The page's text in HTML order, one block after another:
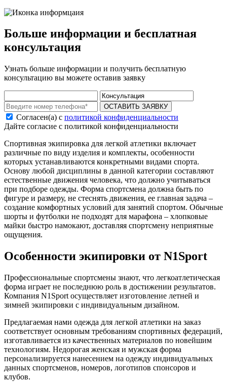
Больше информации и бесплатная
консультация
Узнать больше информации и получить бесплатную
консультацию вы можете оставив заявку
ОСТАВИТЬ ЗАЯВКУ
Согласен(а) с политикой конфиденциальности
Дайте согласие с политикой конфиденциальности
Спортивная экипировка для легкой атлетики включает
различные по виду изделия и комплекты, особенности
которых устанавливаются конкретными видами спорта.
Основу любой дисциплины в данной категории составляют
естественные движения человека, что должно учитываться
при подборе одежды. Форма спортсмена должна быть по
фигуре и размеру, не стеснять движения, ее главная задача –
создание комфортных условий для занятий спортом. Обычные
шорты и футболки не подходят для марафона – хлопковые
майки быстро намокают, доставляя спортсмену неприятные
ощущения.
Особенности экипировки от N1Sport
Профессиональные спортсмены знают, что легкоатлетическая
форма играет не последнюю роль в достижении результатов.
Компания N1Sport осуществляет изготовление летней и
зимней экипировки с индивидуальным дизайном.
Предлагаемая нами одежда для легкой атлетики на заказ
соответствует основным требованиям спортивных федераций,
изготавливается из качественных материалов по новейшим
технологиям. Недорогая женская и мужская форма
персонализируется нанесением на одежду индивидуальных
данных спортсменов, номеров, логотипов спонсоров и
клубов.